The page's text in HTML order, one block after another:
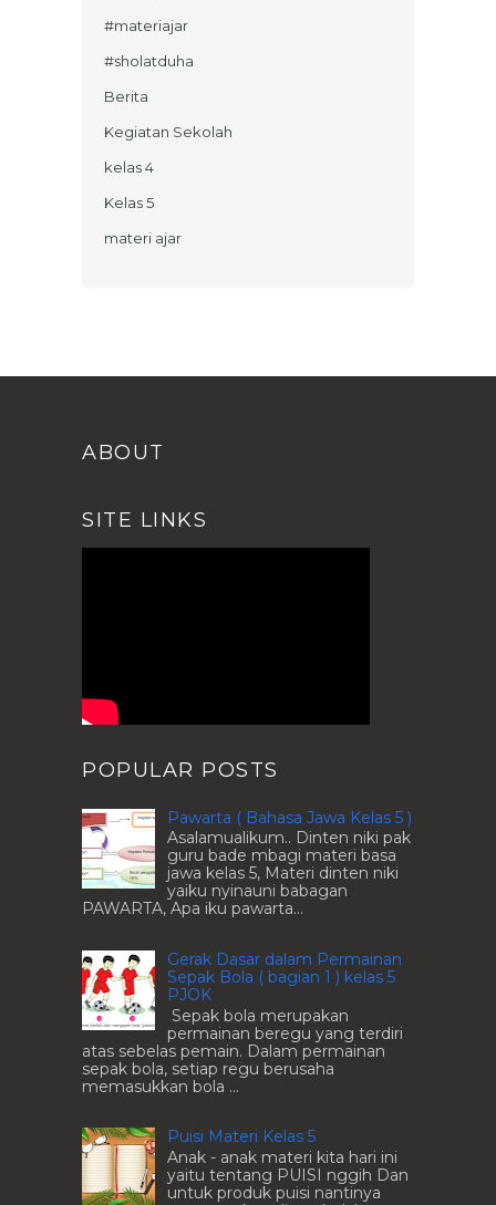
#materiajar
#sholatduha
Berita
Kegiatan Sekolah
kelas 4
Kelas 5
materi ajar
ABOUT
SITE LINKS
POPULAR POSTS
Pawarta ( Bahasa Jawa Kelas 5 )
Asalamualikum.. Dinten niki pak
guru bade mbagi materi basa
jawa kelas 5, Materi dinten niki
yaiku nyinauni babagan
PAWARTA, Apa iku pawarta...
Gerak Dasar dalam Permainan
Sepak Bola ( bagian 1 ) kelas 5
PJOK
Sepak bola merupakan
permainan beregu yang terdiri
atas sebelas pemain. Dalam permainan
sepak bola, setiap regu berusaha
memasukkan bola ...
Puisi Materi Kelas 5
Anak - anak materi kita hari ini
yaitu tentang PUISI nggih Dan
untuk produk puisi nantinya